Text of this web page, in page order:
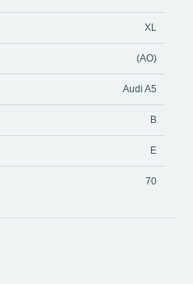
XL
(AO)
Audi A5
B
E
70